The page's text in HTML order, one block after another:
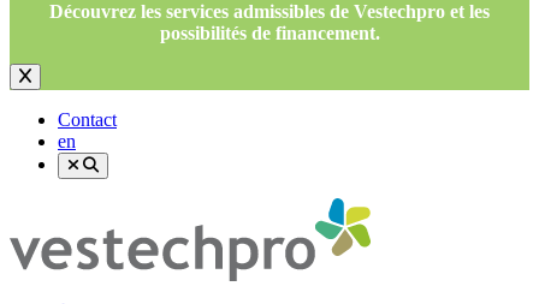
Découvrez les services admissibles de Vestechpro et les
possibilités de financement.
Contact
en